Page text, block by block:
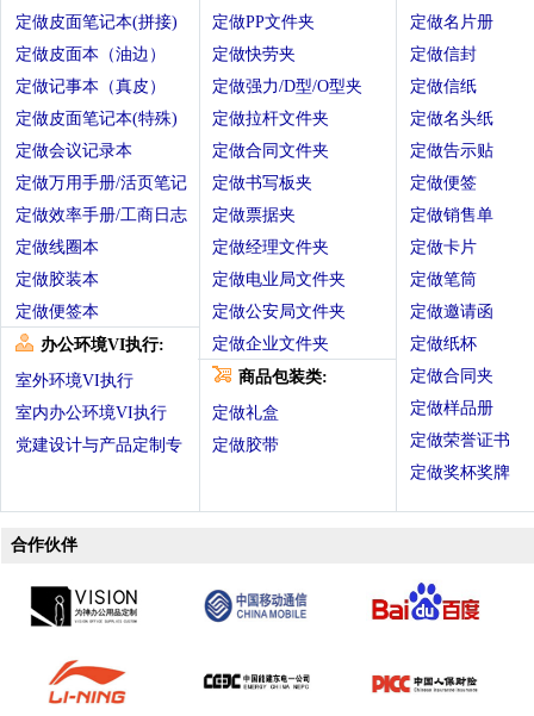
定做皮面笔记本(拼接)
定做皮面本（油边）
定做记事本（真皮）
定做皮面笔记本(特殊)
定做会议记录本
定做万用手册/活页笔记
定做效率手册/工商日志
定做线圈本
定做胶装本
定做便签本
办公环境VI执行:
室外环境VI执行
室内办公环境VI执行
党建设计与产品定制专
定做PP文件夹
定做快劳夹
定做强力/D型/O型夹
定做拉杆文件夹
定做合同文件夹
定做书写板夹
定做票据夹
定做经理文件夹
定做电业局文件夹
定做公安局文件夹
定做企业文件夹
商品包装类:
定做礼盒
定做胶带
定做名片册
定做信封
定做信纸
定做名头纸
定做告示贴
定做便签
定做销售单
定做卡片
定做笔筒
定做邀请函
定做纸杯
定做合同夹
定做样品册
定做荣誉证书
定做奖杯奖牌
合作伙伴